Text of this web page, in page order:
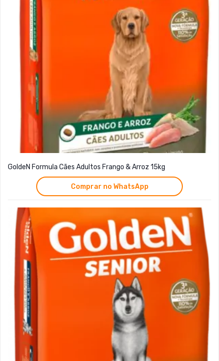
GoldeN Formula Cães Adultos Frango & Arroz 15kg
Comprar no WhatsApp